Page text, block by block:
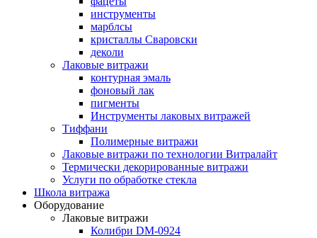
инструменты
марблсы
кристаллы Сваровски
деколи
Лаковые витражи
контурная эмаль
фоновый лак
пигменты
Инструменты лаковых витражей
Тиффани
Полимерные витражи
Лаковые витражи по технологии Витралайт
Термически декорированные витражи
Услуги по обработке стекла
Школа витража
Оборудование
Лаковые витражи
Колибри DM-0924